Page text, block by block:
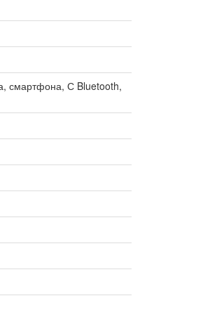
смартфона, С Bluetooth,